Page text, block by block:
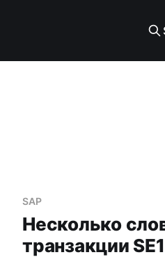
SAP
Несколько
транзакции